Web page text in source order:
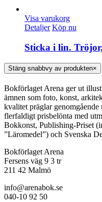
Visa varukorg
Detaljer Köp nu
Sticka i lin.
Stäng snabbvy av produkten×
Bokförlaget Arena ger ut
ämnen som foto, konst,
kvalitet präglar
flerfaldigt prisbelönta med
Bokkonst, Publishing-Priset
”Läromedel”) och Svenska
Bokförlaget Arena
Fersens väg 9 3 tr
211 42 Malmö
info@arenabok.se
040-10 92 50